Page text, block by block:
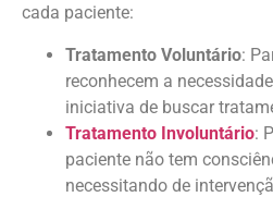
cada paciente:
Tratamento Voluntário:
reconhecem a
iniciativa de buscar
Tratamento Involuntário:
paciente não tem
necessitando de